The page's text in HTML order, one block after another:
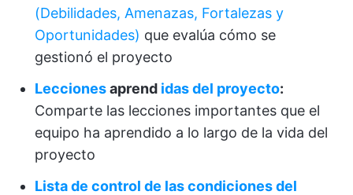
(Debilidades, Amenazas, Fortalezas y
Oportunidades) que evalúa cómo se
gestionó el proyecto
Leccionesaprend idas del proyecto:
Comparte las lecciones importantes que el
equipo ha aprendido a lo largo de la vida del
proyecto
Lista de control de las condiciones del